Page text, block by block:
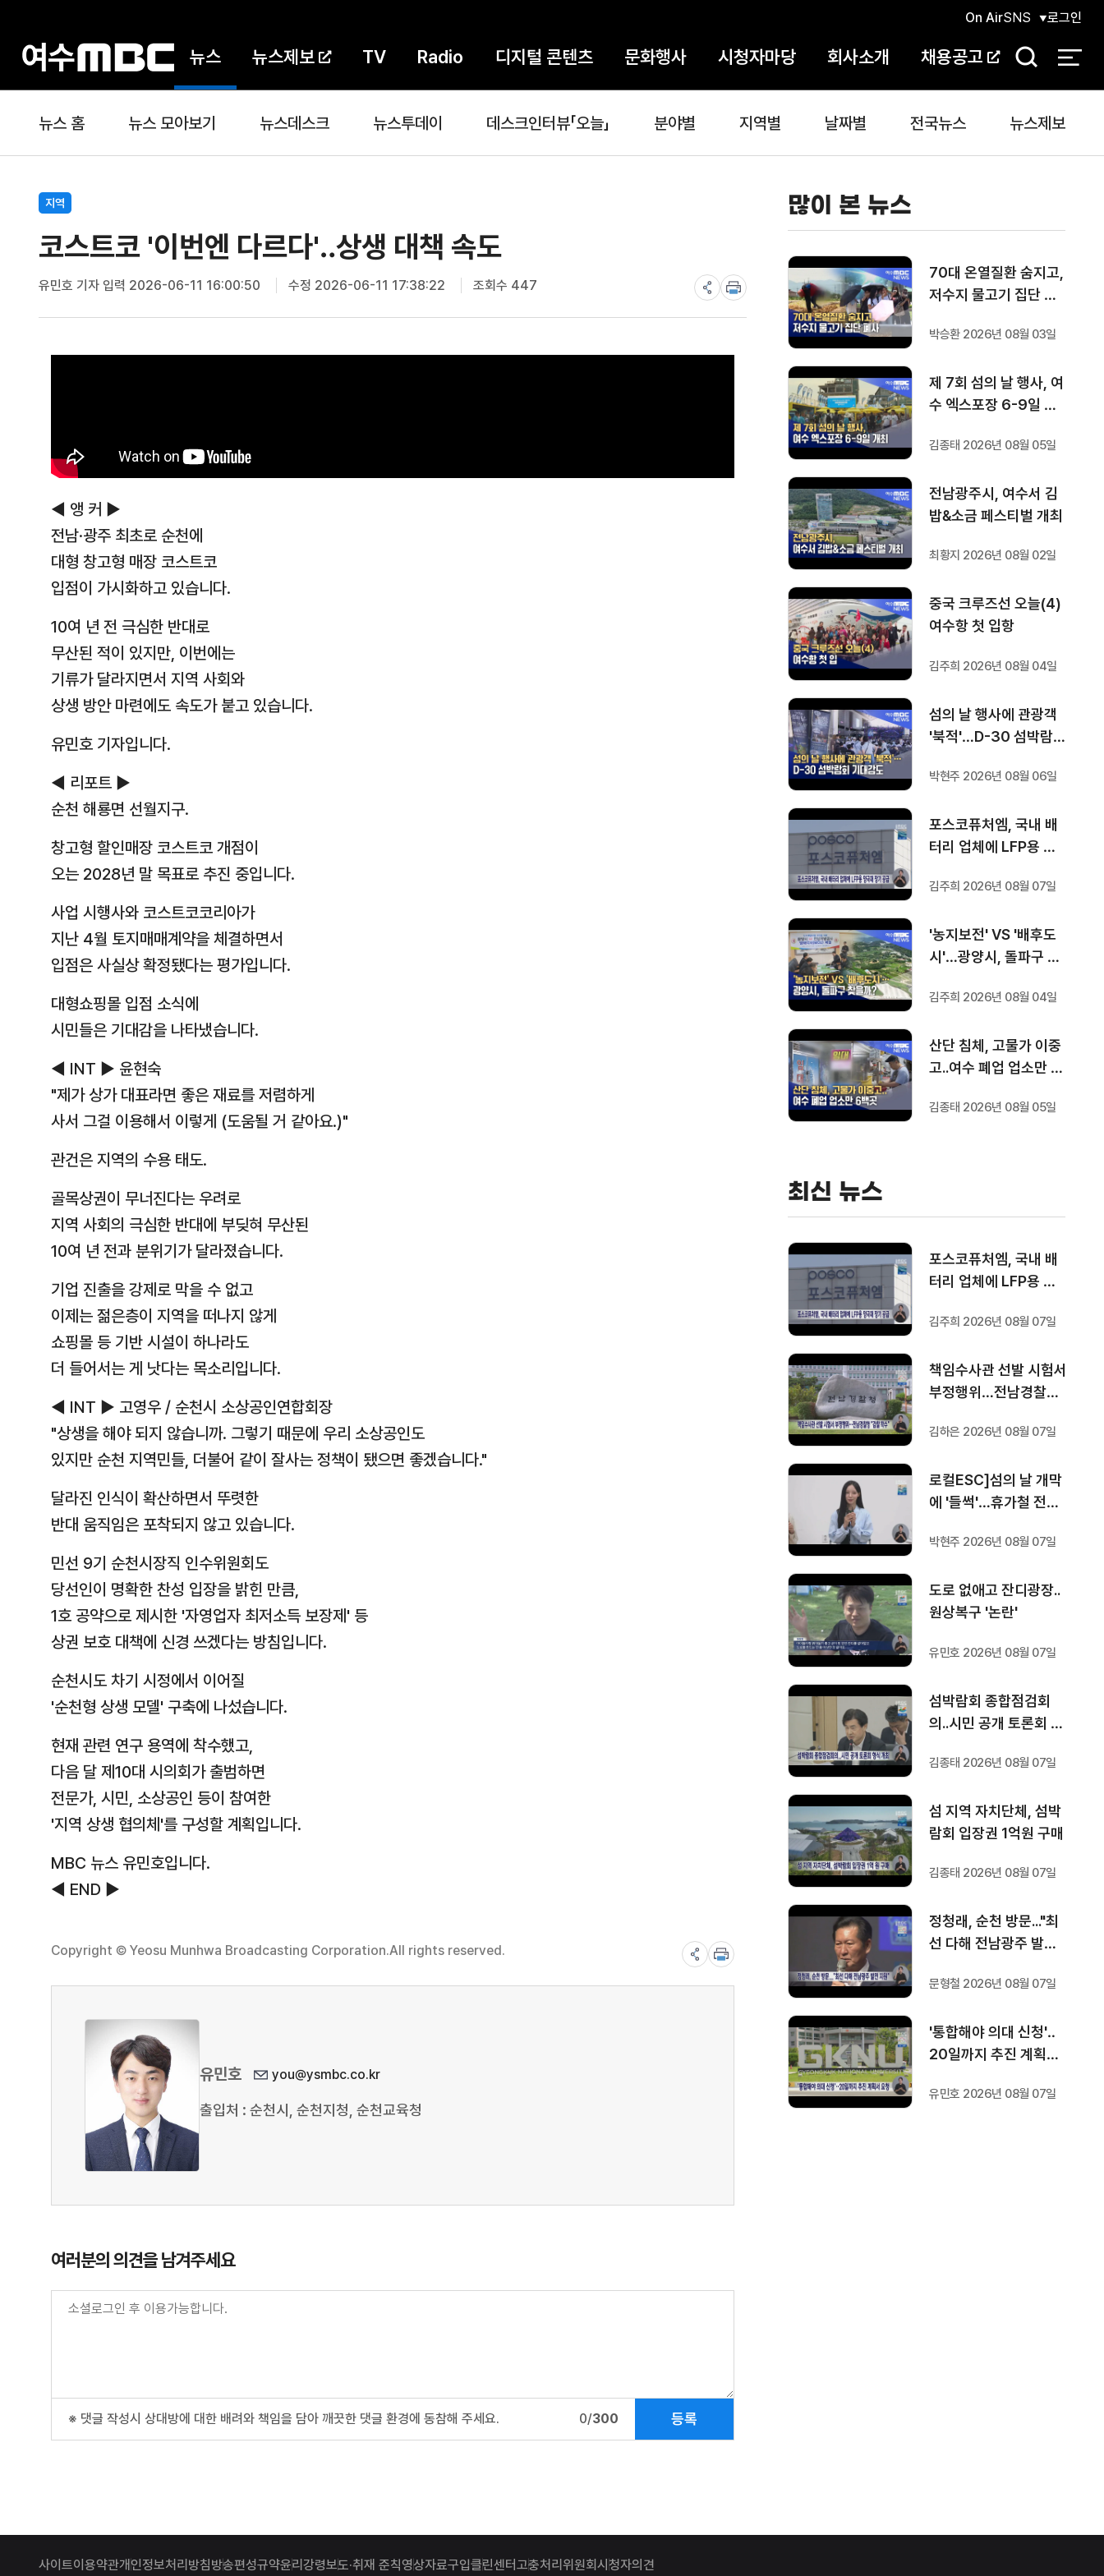
뉴스 뉴스제보 TV Radio 디지털 콘텐츠 문화행사 시청자마당 회사소개 채용공고
On AirSNS 로그인
검
뉴스 홈 뉴스 모아보기 뉴스데스크 뉴스투데이 데스크인터뷰「오늘」 분야별 지역별 날짜별 전국뉴스 뉴스제보
지역
코스트코 '이번엔 다르다'‥상생 대책 속도
유민호 기자입력 2026-06-11 16:00:50 수정 2026-06-11 17:38:22 조회수 447
◀ 앵 커 ▶
전남·광주 최초로 순천에
대형 창고형 매장 코스트코
입점이 가시화하고 있습니다.
10여 년 전 극심한 반대로
무산된 적이 있지만, 이번에는
기류가 달라지면서 지역 사회와
상생 방안 마련에도 속도가 붙고 있습니다.
유민호 기자입니다.
◀ 리포트 ▶
순천 해룡면 선월지구.
창고형 할인매장 코스트코 개점이
오는 2028년 말 목표로 추진 중입니다.
사업 시행사와 코스트코코리아가
지난 4월 토지매매계약을 체결하면서
입점은 사실상 확정됐다는 평가입니다.
대형쇼핑몰 입점 소식에
시민들은 기대감을 나타냈습니다.
◀ INT ▶ 윤현숙
"제가 상가 대표라면 좋은 재료를 저렴하게
사서 그걸 이용해서 이렇게 (도움될 거 같아요.)"
관건은 지역의 수용 태도.
골목상권이 무너진다는 우려로
지역 사회의 극심한 반대에 부딪혀 무산된
10여 년 전과 분위기가 달라졌습니다.
기업 진출을 강제로 막을 수 없고
이제는 젊은층이 지역을 떠나지 않게
쇼핑몰 등 기반 시설이 하나라도
더 들어서는 게 낫다는 목소리입니다.
◀ INT ▶ 고영우 / 순천시 소상공인연합회장
"상생을 해야 되지 않습니까. 그렇기 때문에 우리 소상공인도
있지만 순천 지역민들, 더불어 같이 잘사는 정책이 됐으면 좋겠습니다."
달라진 인식이 확산하면서 뚜렷한
반대 움직임은 포착되지 않고 있습니다.
민선 9기 순천시장직 인수위원회도
당선인이 명확한 찬성 입장을 밝힌 만큼,
1호 공약으로 제시한 '자영업자 최저소득 보장제' 등
상권 보호 대책에 신경 쓰겠다는 방침입니다.
순천시도 차기 시정에서 이어질
'순천형 상생 모델' 구축에 나섰습니다.
현재 관련 연구 용역에 착수했고,
다음 달 제10대 시의회가 출범하면
전문가, 시민, 소상공인 등이 참여한
'지역 상생 협의체'를 구성할 계획입니다.
MBC 뉴스 유민호입니다.
◀ END ▶
Copyright © Yeosu Munhwa Broadcasting Corporation.All rights reserved.
유민호 you@ysmbc.co.kr
출입처 : 순천시, 순천지청, 순천교육청
여러분의 의견을 남겨주세요
※ 댓글 작성시 상대방에 대한 배려와 책임을 담아 깨끗한 댓글 환경에 동참해 주세요. 0/300 등록
많이 본 뉴스
70대 온열질환 숨지고,
저수지 물고기 집단 폐
박승환 2026년 08월 03일
제 7회 섬의 날 행사, 여
수 엑스포장 6-9일 개
김종태 2026년 08월 05일
전남광주시, 여수서 김
밥&소금 페스티벌 개최
최황지 2026년 08월 02일
중국 크루즈선 오늘(4)
여수항 첫 입항
김주희 2026년 08월 04일
섬의 날 행사에 관광객
'북적'…D-30 섬박람회
박현주 2026년 08월 06일
포스코퓨처엠, 국내 배
터리 업체에 LFP용 양
김주희 2026년 08월 07일
'농지보전' VS '배후도
시'…광양시, 돌파구 찾
김주희 2026년 08월 04일
산단 침체, 고물가 이중
고..여수 폐업 업소만 6
김종태 2026년 08월 05일
최신 뉴스
포스코퓨처엠, 국내 배
터리 업체에 LFP용 양
김주희 2026년 08월 07일
책임수사관 선발 시험서
부정행위…전남경찰청
김하은 2026년 08월 07일
로컬ESC]섬의 날 개막
에 '들썩'…휴가철 전시·
박현주 2026년 08월 07일
도로 없애고 잔디광장..
원상복구 '논란'
유민호 2026년 08월 07일
섬박람회 종합점검회
의..시민 공개 토론회 형
김종태 2026년 08월 07일
섬 지역 자치단체, 섬박
람회 입장권 1억원 구매
김종태 2026년 08월 07일
정청래, 순천 방문..."최
선 다해 전남광주 발전
문형철 2026년 08월 07일
'통합해야 의대 신청'‥
20일까지 추진 계획서
유민호 2026년 08월 07일
사이트이용약관개인정보처리방침방송편성규약윤리강령보도·취재 준칙영상자료구입클린센터고충처리위원회시청자의견